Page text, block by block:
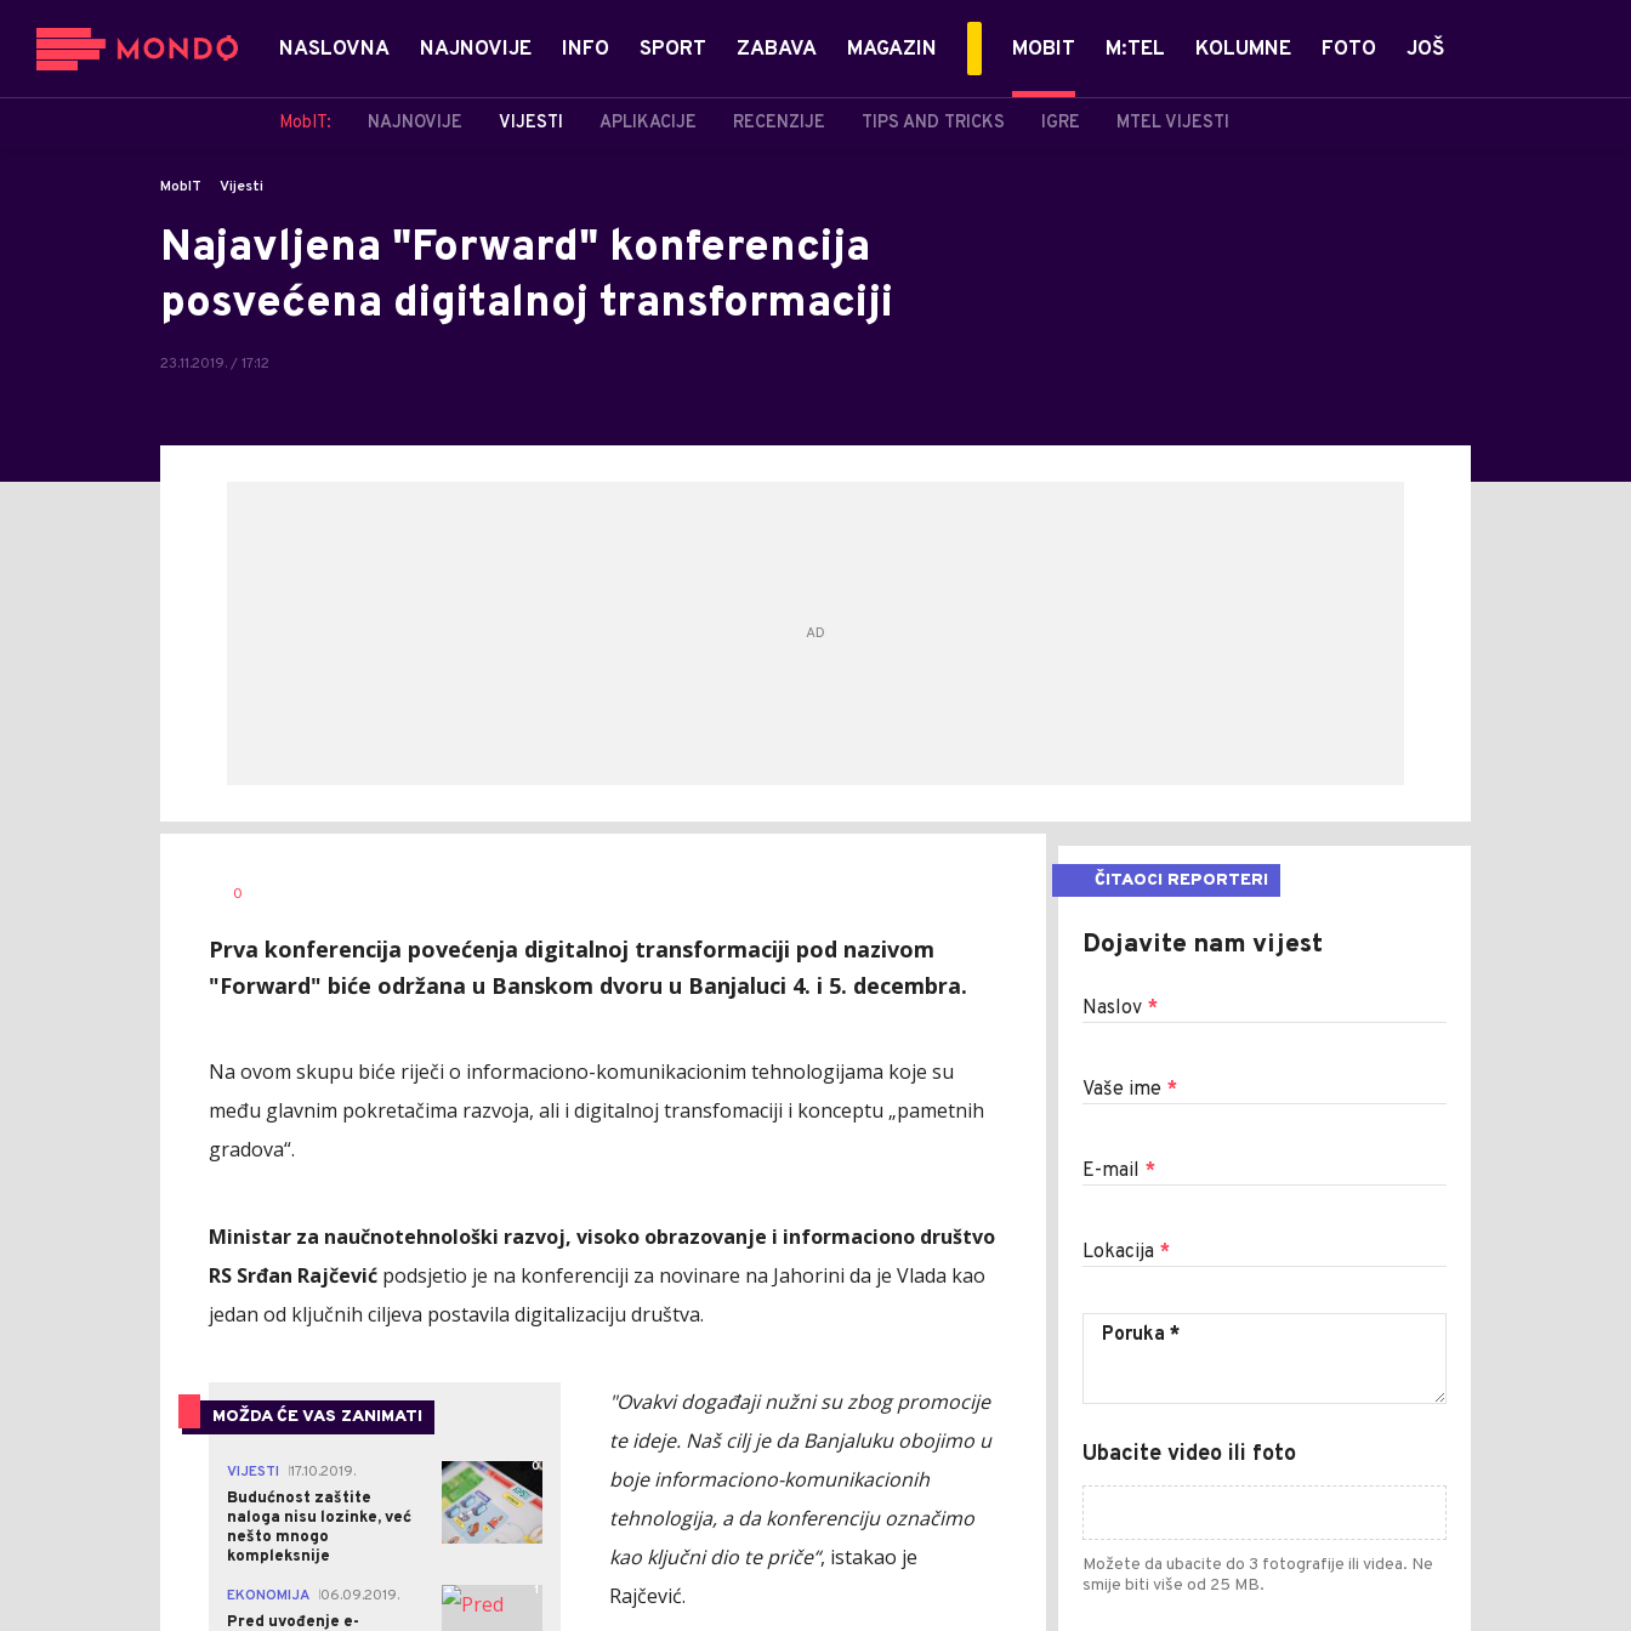
NASLOVNA NAJNOVIJE INFO SPORT ZABAVA MAGAZIN MOBIT
MobIT: NAJNOVIJE VIJESTI APLIKACIJE RECENZIJE TIPS AND TRICKS IGRE MTEL VIJESTI
M:TEL KOLUMNE FOTO JOŠ
MobIT Vijesti
Najavljena "Forward" konferencija
posvećena digitalnoj transformaciji
23.11.2019. / 17:12
0
Prva konferencija povećenja digitalnoj transformaciji pod nazivom
"Forward" biće održana u Banskom dvoru u Banjaluci 4. i 5. decembra.
Na ovom skupu biće riječi o informaciono-komunikacionim tehnologijama koje su
među glavnim pokretačima razvoja, ali i digitalnoj transfomaciji i konceptu „pametnih
gradova“.
Ministar za naučnotehnološki razvoj, visoko obrazovanje i informaciono društvo
RS Srđan Rajčević podsjetio je na konferenciji za novinare na Jahorini da je Vlada kao
jedan od ključnih ciljeva postavila digitalizaciju društva.
MOŽDA ĆE VAS ZANIMATI
VIJESTI
17.10.2019.
Budućnost zaštite
naloga nisu lozinke, već
nešto mnogo
kompleksnije
0
EKONOMIJA
06.09.2019.
Pred uvođenje e-
1
"Ovakvi događaji nužni su zbog promocije
te ideje. Naš cilj je da Banjaluku obojimo u
boje informaciono-komunikacionih
tehnologija, a da konferenciju označimo
kao ključni dio te priče“, istakao je
Rajčević.
ČITAOCI REPORTERI
Dojavite nam vijest
Naslov *
Vaše ime *
E-mail *
Lokacija *
Ubacite video ili foto
Možete da ubacite do 3 fotografije ili videa. Ne
smije biti više od 25 MB.